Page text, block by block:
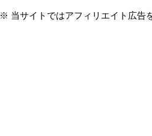
※ 当サイトではアフィリエイト広告